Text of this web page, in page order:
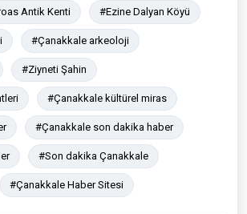
Antik Kenti #Ezine Dalyan Köyü
#Çanakkale arkeoloji
#Ziyneti Şahin
#Çanakkale kültürel miras
#Çanakkale son dakika haber
#Son dakika Çanakkale
#Çanakkale Haber Sitesi